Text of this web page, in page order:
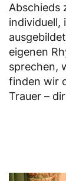
Abschieds
individuell,
eigenen
sprechen,
finden wir
Trauer –